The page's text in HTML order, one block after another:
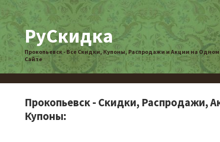
РуСкидка
Прокопьевск - Все Скидки, Купоны, Распродажи и Акции на Одном
Сайте
Прокопьевск - Скидки, Распродажи,
Купоны: